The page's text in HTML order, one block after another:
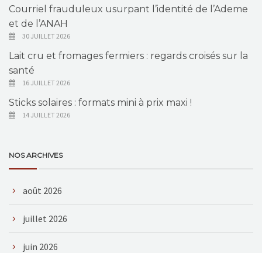
Courriel frauduleux usurpant l’identité de l’Ademe
et de l’ANAH
30 JUILLET 2026
Lait cru et fromages fermiers : regards croisés sur la
santé
16 JUILLET 2026
Sticks solaires : formats mini à prix maxi !
14 JUILLET 2026
NOS ARCHIVES
août 2026
juillet 2026
juin 2026